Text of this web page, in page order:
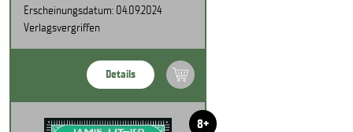
Erscheinungsdatum: 04.09.2024
Verlagsvergriffen
Details
8+